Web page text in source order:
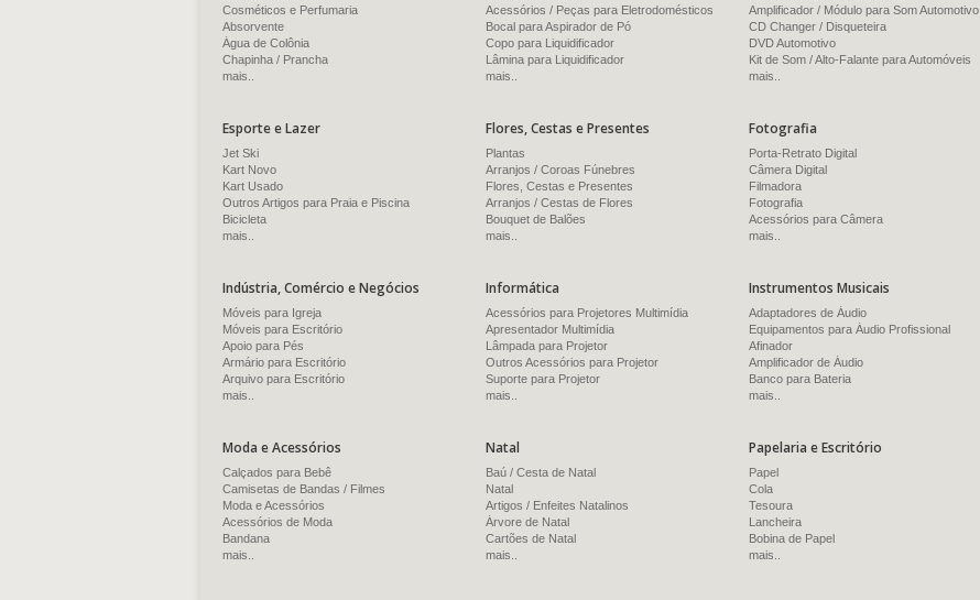
Cosméticos e Perfumaria
Absorvente
Água de Colônia
Chapinha / Prancha
mais..
Acessórios / Peças para Eletrodomésticos
Bocal para Aspirador de Pó
Copo para Liquidificador
Lâmina para Liquidificador
mais..
Amplificador / Módulo para Som Automotivo
CD Changer / Disqueteira
DVD Automotivo
Kit de Som / Alto-Falante para Automóveis
mais..
Esporte e Lazer
Jet Ski
Kart Novo
Kart Usado
Outros Artigos para Praia e Piscina
Bicicleta
mais..
Flores, Cestas e Presentes
Plantas
Arranjos / Coroas Fúnebres
Flores, Cestas e Presentes
Arranjos / Cestas de Flores
Bouquet de Balões
mais..
Fotografia
Porta-Retrato Digital
Câmera Digital
Filmadora
Fotografia
Acessórios para Câmera
mais..
Indústria, Comércio e Negócios
Móveis para Igreja
Móveis para Escritório
Apoio para Pés
Armário para Escritório
Arquivo para Escritório
mais..
Informática
Acessórios para Projetores Multimídia
Apresentador Multimídia
Lâmpada para Projetor
Outros Acessórios para Projetor
Suporte para Projetor
mais..
Instrumentos Musicais
Adaptadores de Áudio
Equipamentos para Áudio Profissional
Afinador
Amplificador de Áudio
Banco para Bateria
mais..
Moda e Acessórios
Calçados para Bebê
Camisetas de Bandas / Filmes
Moda e Acessórios
Acessórios de Moda
Bandana
mais..
Natal
Baú / Cesta de Natal
Natal
Artigos / Enfeites Natalinos
Árvore de Natal
Cartões de Natal
mais..
Papelaria e Escritório
Papel
Cola
Tesoura
Lancheira
Bobina de Papel
mais..